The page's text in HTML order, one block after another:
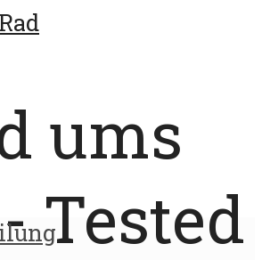
ums
Tested